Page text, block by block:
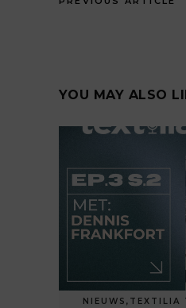
YOU MAY ALSO
NIEUWS , TEXTILIA